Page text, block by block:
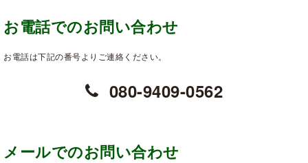
お電話でのお問い合わせ
お電話は下記の番号よりご連絡ください。
080-9409-0562
メールでのお問い合わせ